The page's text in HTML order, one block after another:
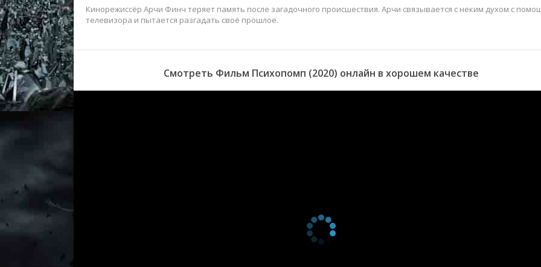
Кинорежиссёр Арчи Финч теряет память после загадочного происшествия. Арчи связывается с неким духом с
телевизора и пытается разгадать своё прошлое.
Смотреть Фильм Психопомп (2020) онлайн в хорошем качестве